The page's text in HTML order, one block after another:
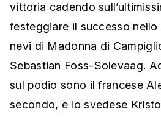
vittoria cadendo
festeggiare il successo nello
nevi di Madonna di
Sebastian Foss-Solevaag.
sul podio sono il francese
secondo, e lo svedese